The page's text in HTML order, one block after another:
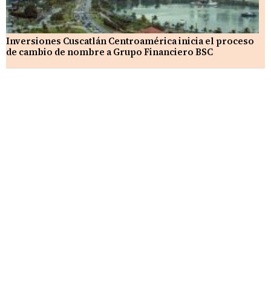
Inversiones Cuscatlán Centroamérica inicia el proceso
de cambio de nombre a Grupo Financiero BSC